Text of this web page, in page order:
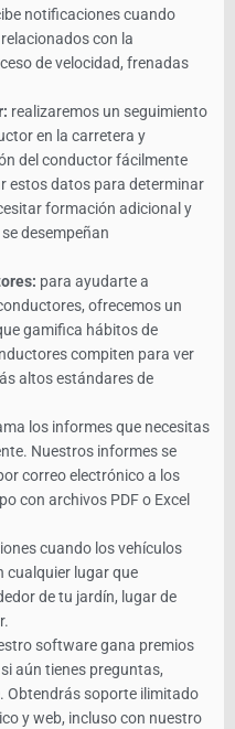
notificaciones cuando
con la
de velocidad, frenadas
realizaremos un seguimiento
en la carretera y
del conductor fácilmente
estos datos para determinar
formación adicional y
desempeñan
para ayudarte a
ofrecemos un
gamifica hábitos de
compiten para ver
altos estándares de
los informes que necesitas
Nuestros informes se
correo electrónico a los
con archivos PDF o Excel
cuando los vehículos
cualquier lugar que
de tu jardín, lugar de
software gana premios
aún tienes preguntas,
Obtendrás soporte ilimitado
y web, incluso con nuestro